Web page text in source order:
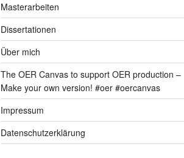
Masterarbeiten
Dissertationen
Über mich
The OER Canvas to support OER production –
Make your own version! #oer #oercanvas
Impressum
Datenschutzerklärung